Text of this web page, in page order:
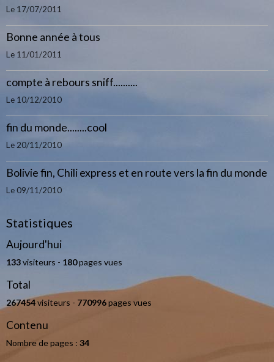
Le 17/07/2011
Bonne année à tous
Le 11/01/2011
compte à rebours sniff..........
Le 10/12/2010
fin du monde........cool
Le 20/11/2010
Bolivie fin, Chili express et en route vers la fin du monde
Le 09/11/2010
Statistiques
Aujourd'hui
133visiteurs - 180pages vues
Total
267454visiteurs - 770996pages vues
Contenu
Nombre de pages : 34